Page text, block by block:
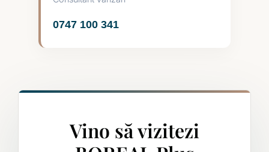
0747 100 341
Vino să vizitezi